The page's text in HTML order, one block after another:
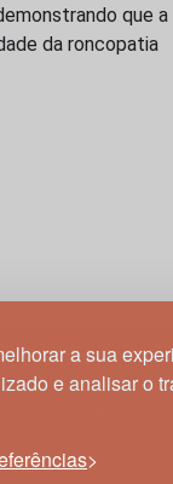
a sua
e analisar o
que a
da roncopatia